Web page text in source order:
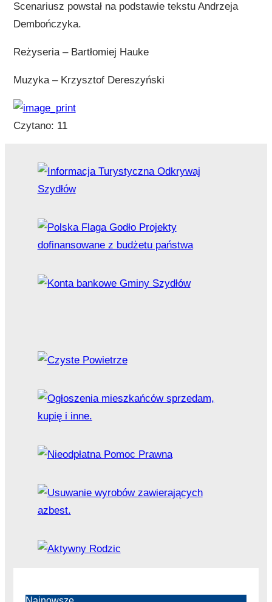
Scenariusz powstał na podstawie tekstu Andrzeja
Dembończyka.
Reżyseria – Bartłomiej Hauke
Muzyka – Krzysztof Dereszyński
Czytano: 11